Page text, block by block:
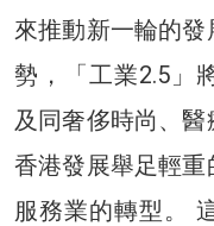
來推動新一輪的
勢，「工業2.5」
及同奢侈時尚、
香港發展舉足輕
服務業的轉型。